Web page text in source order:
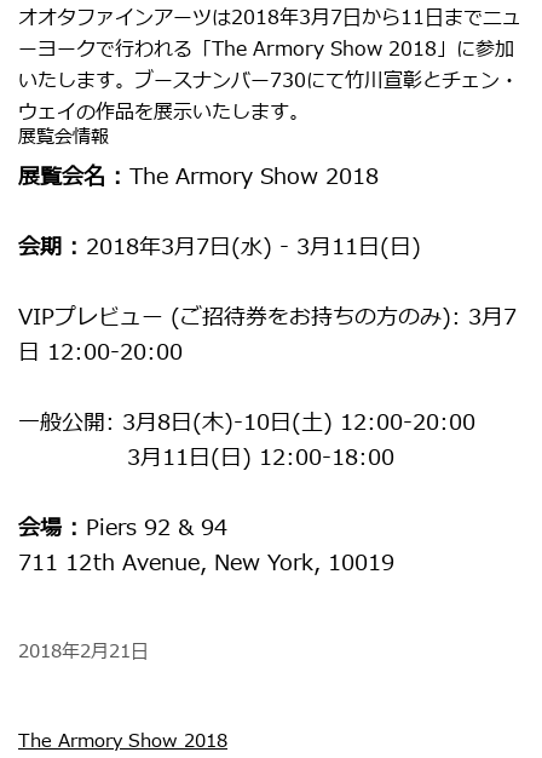
オオタファインアーツは2018年3月7日から11日までニュ
ーヨークで行われる「The Armory Show 2018」に参加
いたします。ブースナンバー730にて竹川宣彰とチェン・
ウェイの作品を展示いたします。
展覧会情報
展覧会名 : The Armory Show 2018
会期 : 2018年3月7日(水) - 3月11日(日)
VIPプレビュー (ご招待券をお持ちの方のみ): 3月7
日 12:00-20:00
一般公開: 3月8日(木)-10日(土) 12:00-20:00
3月11日(日) 12:00-18:00
会場 : Piers 92 & 94
711 12th Avenue, New York, 10019
2018年2月21日
The Armory Show 2018